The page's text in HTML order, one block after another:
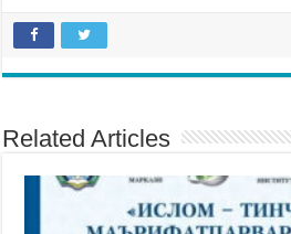
Related Articles